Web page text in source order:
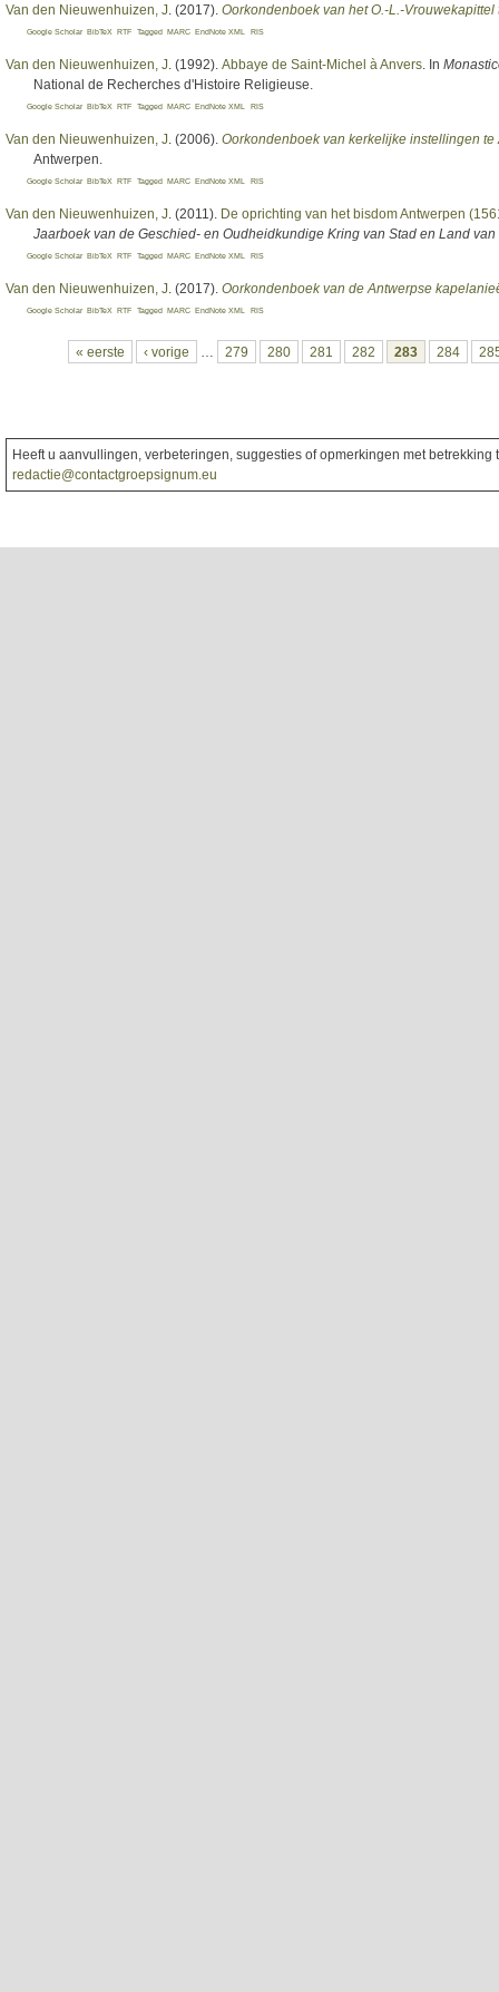
Van den Nieuwenhuizen, J . (2017). Oorkondenboek van het O.-L.-
Google Scholar BibTeX RTF Tagged MARC EndNote XML RIS
Van den Nieuwenhuizen, J . (1992). Abbaye de Saint-Michel à Anvers . In
National de Recherches d'Histoire Religieuse.
Google Scholar BibTeX RTF Tagged MARC EndNote XML RIS
Van den Nieuwenhuizen, J . (2006). Oorkondenboek van kerkelijke instellingen te
Antwerpen.
Google Scholar BibTeX RTF Tagged MARC EndNote XML RIS
Van den Nieuwenhuizen, J . (2011). De oprichting van het bisdom Antwerpen
Jaarboek van de Geschied- en Oudheidkundige Kring van Stad en Land van
Google Scholar BibTeX RTF Tagged MARC EndNote XML RIS
Van den Nieuwenhuizen, J . (2017). Oorkondenboek van de Antwerpse
Google Scholar BibTeX RTF Tagged MARC EndNote XML RIS
Pagina's« eerste ‹ vorige 279 280 281 282 283 284
Heeft u aanvullingen, verbeteringen, suggesties of opmerkingen met
redactie@contactgroepsignum.eu